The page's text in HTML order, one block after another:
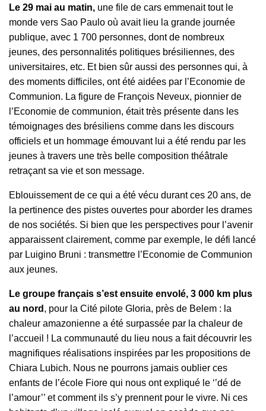
Le 29 mai au matin, une file de cars emmenait tout le
monde vers Sao Paulo où avait lieu la grande journée
publique, avec 1 700 personnes, dont de nombreux
jeunes, des personnalités politiques brésiliennes, des
universitaires, etc. Et bien sûr aussi des personnes qui, à
des moments difficiles, ont été aidées par l’Economie de
Communion. La figure de François Neveux, pionnier de
l’Economie de communion, était très présente dans les
témoignages des brésiliens comme dans les discours
officiels et un hommage émouvant lui a été rendu par les
jeunes à travers une très belle composition théâtrale
retraçant sa vie et son message.
Eblouissement de ce qui a été vécu durant ces 20 ans, de
la pertinence des pistes ouvertes pour aborder les drames
de nos sociétés. Si bien que les perspectives pour l’avenir
apparaissent clairement, comme par exemple, le défi lancé
par Luigino Bruni : transmettre l’Economie de Communion
aux jeunes.
Le groupe français s’est ensuite envolé, 3 000 km plus
au nord , pour la Cité pilote Gloria, près de Belem : la
chaleur amazonienne a été surpassée par la chaleur de
l’accueil ! La communauté du lieu nous a fait découvrir les
magnifiques réalisations inspirées par les propositions de
Chiara Lubich. Nous ne pourrons jamais oublier ces
enfants de l’école Fiore qui nous ont expliqué le ‘’dé de
l’amour’’ et comment ils s’y prennent pour le vivre. Ni ces